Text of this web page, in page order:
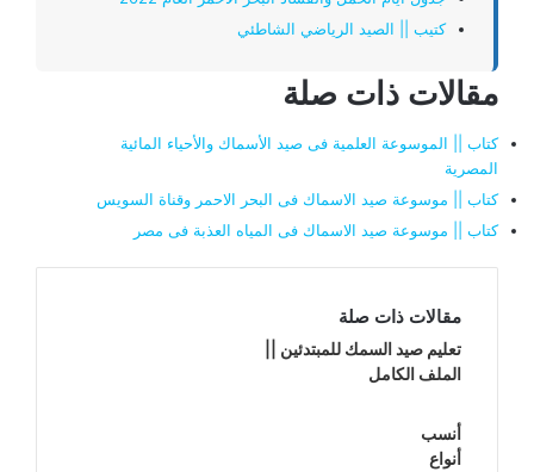
كتيب || الصيد الرياضي الشاطئي
مقالات ذات صلة
كتاب || الموسوعة العلمية فى صيد الأسماك والأحياء المائية
المصرية
كتاب || موسوعة صيد الاسماك فى البحر الاحمر وقناة السويس
كتاب || موسوعة صيد الاسماك فى المياه العذبة فى مصر
مقالات ذات صلة
تعليم صيد السمك للمبتدئين ||
الملف الكامل
أنسب
أنواع